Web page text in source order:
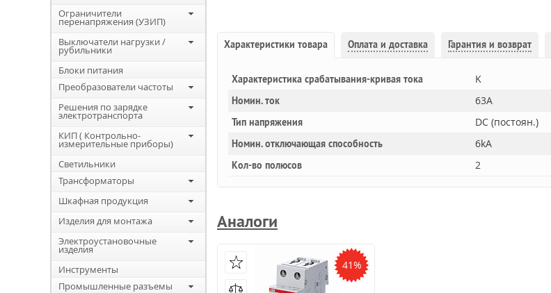
Ограничители
перенапряжения (УЗИП)
Выключатели нагрузки /
рубильники
Блоки питания
Преобразователи частоты
Решения по зарядке
электротранспорта
КИП ( Контрольно-
измерительные приборы)
Светильники
Трансформаторы
Шкафная продукция
Изделия для монтажа
Электроустановочные
изделия
Инструменты
Промышленные разъемы
Характеристики товара Оплата и доставка Гарантия и возврат
Характеристика срабатывания-кривая тока K
Номин. ток 63A
Тип напряжения DC (постоян.)
Номин. отключающая способность 6kA
Кол-во полюсов 2
Аналоги
41%